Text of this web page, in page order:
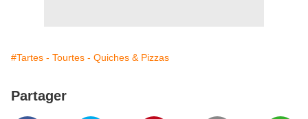
#Tartes - Tourtes - Quiches & Pizzas
Partager